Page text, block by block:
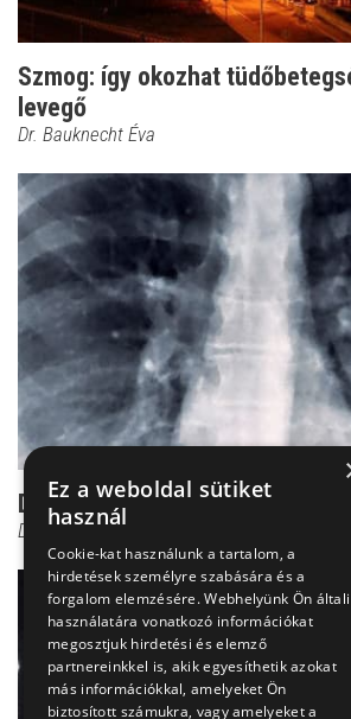
Szmog: így okozhat
levegő
Dr. Bauknecht Éva
Dr. Mucsi: Szülői örökség a
Dr. Mucsi János
Ez a weboldal sütiket
használ
Cookie-kat használunk a tartalom, a
hirdetések személyre szabására és a
forgalom elemzésére. Webhelyünk Ön általi
használatára vonatkozó információkat
megosztjuk hirdetési és elemző
partnereinkkel is, akik egyesíthetik azokat
más információkkal, amelyeket Ön
biztosított számukra, vagy amelyeket a